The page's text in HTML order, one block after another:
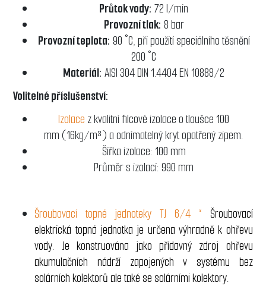
Průtok vody: 72 l/min
Provozní tlak: 8 bar
Provozní teplota: 90 °C, při použití speciálního těsnění
200 °C
Materiál: AISI 304 DIN 1.4404 EN 10888/2
Volitelné příslušenství:
Izolace z kvalitní filcové izolace o tloušce 100
mm (16kg/m³) a odnímatelný kryt opatřený zipem.
Šířka izolace: 100 mm
Průměr s izolací: 990 mm
Šroubovací topné jednoteky TJ 6/4 “ Šroubovací
elektrická topná jednotka je určena výhradně k ohřevu
vody. Je konstruována jako přídavný zdroj ohřevu
akumulačních nádrží zapojených v systému bez
solárních kolektorů ale také se solárními kolektory.